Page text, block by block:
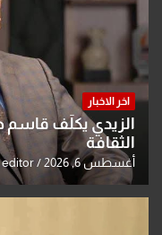
اخر الاخبار
الزيدي يكلّف قاسم
الثقافة
أغسطس 6, 2026 editor